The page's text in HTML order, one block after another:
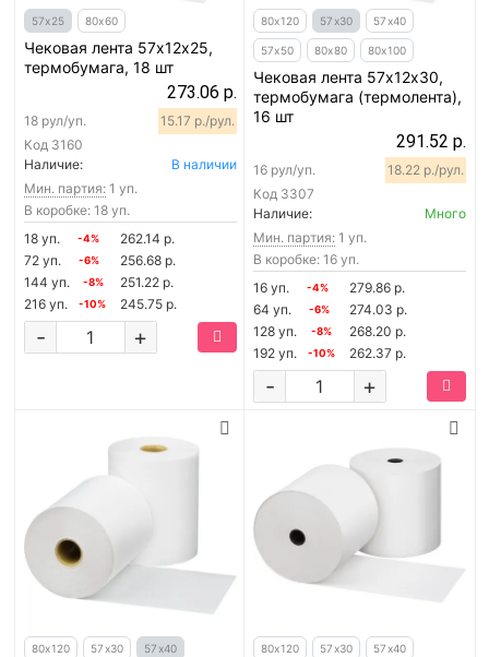
57х25 80х60
Чековая лента 57х12х25,
термобумага, 18 шт
273.06 р.
Код 3160
18 рул/уп. 15.17 р./рул.
Наличие:
В наличии
Мин. партия: 1 уп.
В коробке: 18 уп.
18 уп.
-4%
262.14 р.
72 уп.
-6%
256.68 р.
144 уп.
-8%
251.22 р.
216 уп.
-10% 245.75 р.
+
-
80х120 57х30 57х40
57х50 80х80 80х100
Чековая лента 57х12х30,
термобумага (термолента),
16 шт
291.52 р.
Код 3307
16 рул/уп. 18.22 р./рул.
Наличие:
Много
Мин. партия: 1 уп.
В коробке: 16 уп.
16 уп.
-4%
279.86 р.
64 уп.
-6%
274.03 р.
128 уп.
-8%
268.20 р.
192 уп.
-10% 262.37 р.
+
-
80х120 57х30 57х40 80х120 57х30 57х40